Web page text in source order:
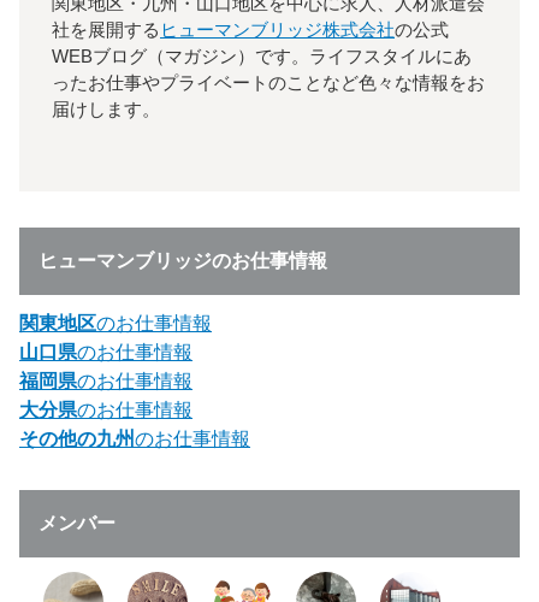
社を展開する ヒューマンブリッジ株式会社の公式
WEBブログ（マガジン）です。ライフスタイルにあ
ったお仕事やプライベートのことなど色々な情報をお
届けします。
ヒューマンブリッジのお仕事情報
関東地区のお仕事情報
山口県のお仕事情報
福岡県のお仕事情報
大分県のお仕事情報
その他の九州のお仕事情報
メンバー